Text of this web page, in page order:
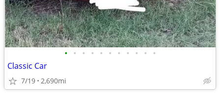
• • • • • • • • • • •
Classic Car
7/19 2,690mi